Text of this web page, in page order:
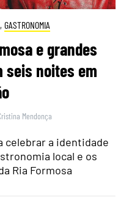
, GASTRONOMIA
e grandes
seis noites em
Mendonça
celebrar a identidade
local e os
Ria Formosa